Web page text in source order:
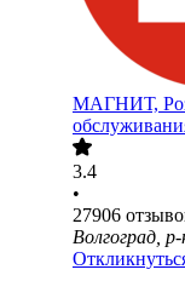
МАГНИТ,
3.4
•
27906
Волгоград,